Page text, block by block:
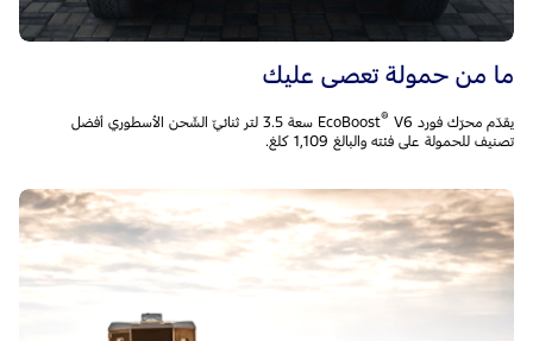
ما من حمولة تعصى عليك
يقدّم محرّك فورد EcoBoost ®
V6 سعة 3.5 لتر ثنائيّ الشّحن الأسطوري أفضل
تصنيف للحمولة على فئته والبالغ 1,109 كلغ.